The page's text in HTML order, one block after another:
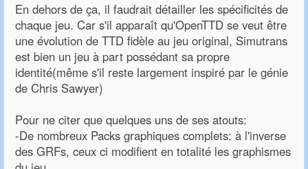
En dehors de ça, il faudrait détailler les spécificités de
chaque jeu. Car s'il apparaît qu'OpenTTD se veut être
une évolution de TTD fidèle au jeu original, Simutrans
est bien un jeu à part possédant sa propre
identité(même s'il reste largement inspiré par le génie
de Chris Sawyer)
Pour ne citer que quelques uns de ses atouts:
-De nombreux Packs graphiques complets: à l'inverse
des GRFs, ceux ci modifient en totalité les graphismes